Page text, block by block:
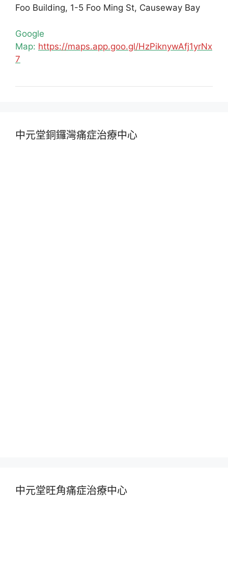
Foo Building, 1-5 Foo Ming St, Causeway Bay
Google
Map: https://maps.app.goo.gl/HzPiknywAfj1yrNx
7
中元堂銅鑼灣痛症治療中心
中元堂旺角痛症治療中心